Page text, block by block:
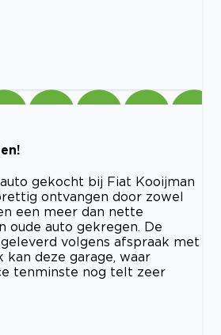
auto gekocht bij Fiat Kooijman
ontvangen door zowel
een meer dan nette
oude auto gekregen. De
volgens afspraak met
kan deze garage, waar
tenminste nog telt zeer